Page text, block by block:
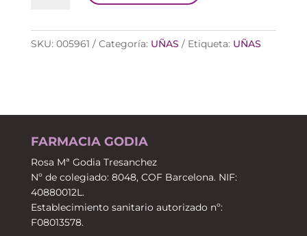
SKU: 005961 Categoría: UÑAS Etiqueta: UÑAS
FARMACIA GODIA
Rosa Mª Godia Tresanchez
Nº de colegiado: 8048, COF Barcelona. NIF:
40880012L.
Establecimiento sanitario autorizado nº:
F08013578.